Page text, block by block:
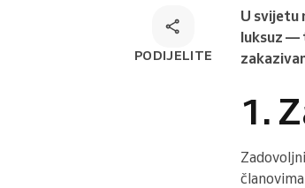
PODIJELITE
U svijetu
luksuz —
1.